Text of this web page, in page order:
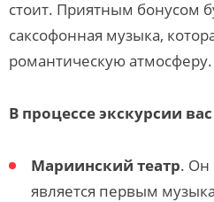
стоит. Приятным бонусом
саксофонная музыка,
романтическую атмосферу.
В процессе экскурсии
Мариинский театр. Он
является первым